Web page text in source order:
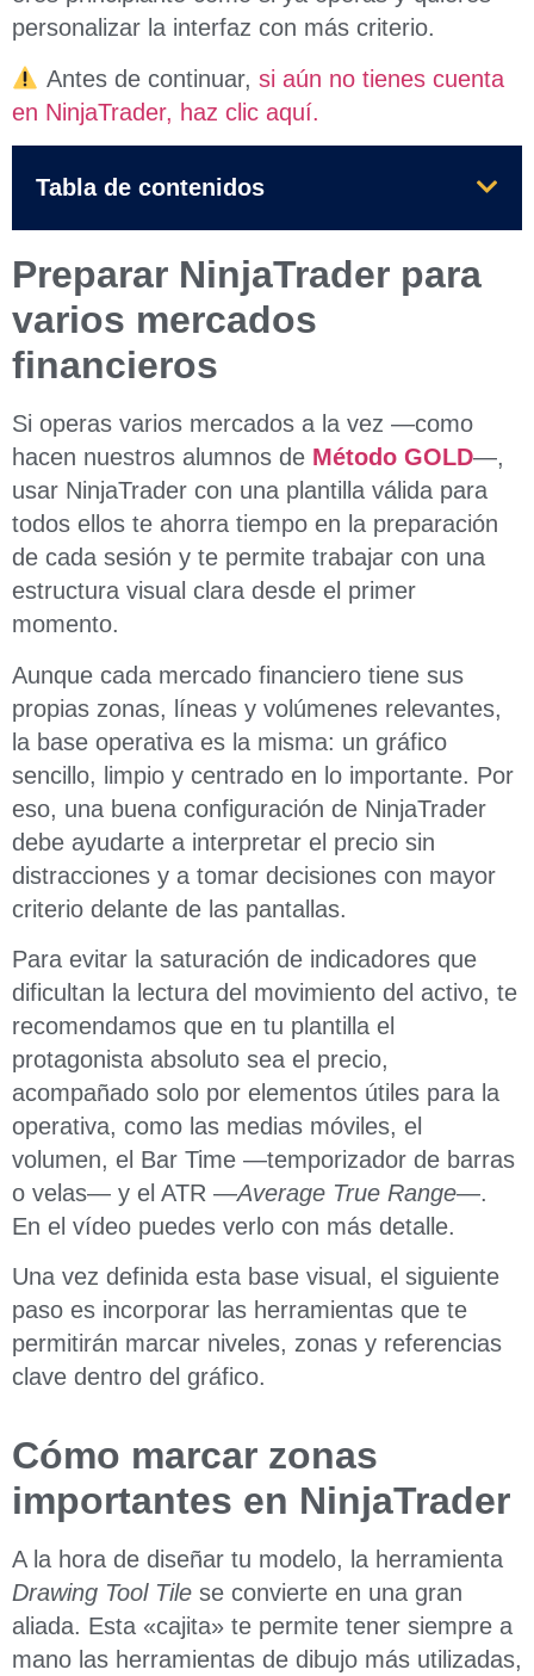
personalizar la interfaz con más criterio.
Antes de continuar, si aún no tienes cuenta
en NinjaTrader, haz clic aquí.
Tabla de contenidos
Preparar NinjaTrader para
varios mercados
financieros
Si operas varios mercados a la vez —como
hacen nuestros alumnos de Método GOLD—,
usar NinjaTrader con una plantilla válida para
todos ellos te ahorra tiempo en la preparación
de cada sesión y te permite trabajar con una
estructura visual clara desde el primer
momento.
Aunque cada mercado financiero tiene sus
propias zonas, líneas y volúmenes relevantes,
la base operativa es la misma: un gráfico
sencillo, limpio y centrado en lo importante. Por
eso, una buena configuración de NinjaTrader
debe ayudarte a interpretar el precio sin
distracciones y a tomar decisiones con mayor
criterio delante de las pantallas.
Para evitar la saturación de indicadores que
dificultan la lectura del movimiento del activo, te
recomendamos que en tu plantilla el
protagonista absoluto sea el precio,
acompañado solo por elementos útiles para la
operativa, como las medias móviles, el
volumen, el Bar Time —temporizador de barras
o velas— y el ATR —Average True Range—.
En el vídeo puedes verlo con más detalle.
Una vez definida esta base visual, el siguiente
paso es incorporar las herramientas que te
permitirán marcar niveles, zonas y referencias
clave dentro del gráfico.
Cómo marcar zonas
importantes en NinjaTrader
A la hora de diseñar tu modelo, la herramienta
Drawing Tool Tile se convierte en una gran
aliada. Esta «cajita» te permite tener siempre a
mano las herramientas de dibujo más utilizadas,